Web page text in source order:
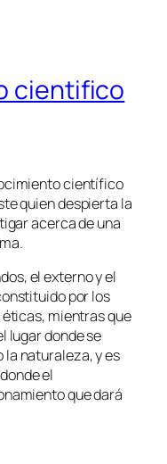
cientifico
científico
quien despierta la
acerca de una
el externo y el
por los
mientras que
lugar donde se
naturaleza, y es
el
que dará